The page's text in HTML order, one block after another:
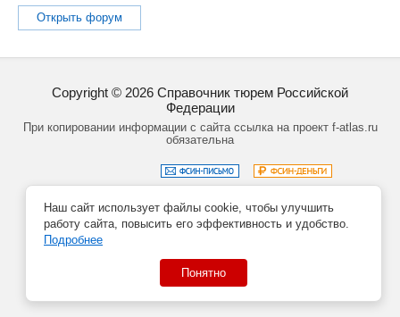
Открыть форум
Copyright © 2026 Справочник тюрем Российской
Федерации
При копировании информации с сайта ссылка на проект f-atlas.ru
обязательна
Задать вопрос Политика обработки данных
Данный сайт не является официальным сайтом учреждений
системы ФСИН РФ.
Наш сайт использует файлы cookie, чтобы улучшить
работу сайта, повысить его эффективность и удобство.
Подробнее
Понятно